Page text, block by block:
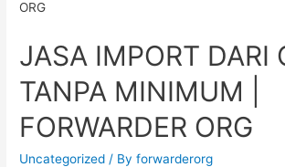
JASA IMPORT DARI
TANPA MINIMUM |
FORWARDER ORG
Uncategorized / Byforwarderorg